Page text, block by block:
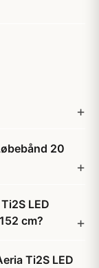
20
LED
cm?
Ti2S LED